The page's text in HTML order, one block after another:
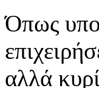
Όπως
αλλά